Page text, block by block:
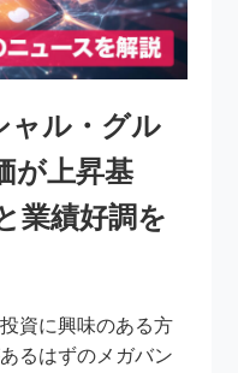
ャル・グル
が上昇基
業績好調を
資に興味のある方
るはずのメガバン